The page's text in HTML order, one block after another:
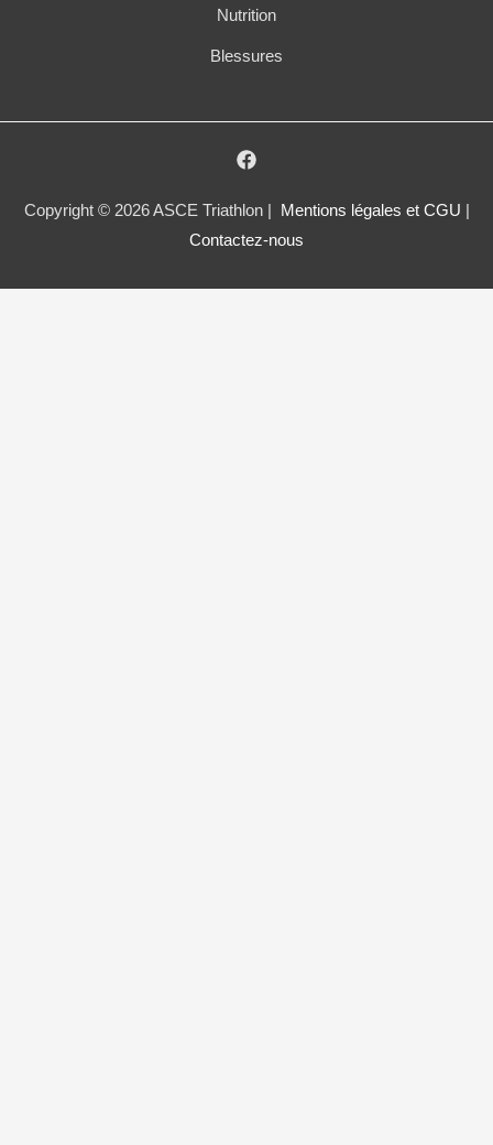
Nutrition
Blessures
Copyright © 2026 ASCE Triathlon | Mentions légales et CGU
Contactez-nous